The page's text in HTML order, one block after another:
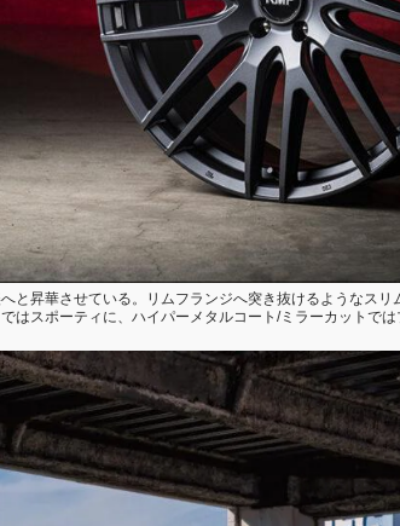
と昇華させている。リムフランジへ突き抜けるようなス
はスポーティに、ハイパーメタルコート/ミラーカットでは